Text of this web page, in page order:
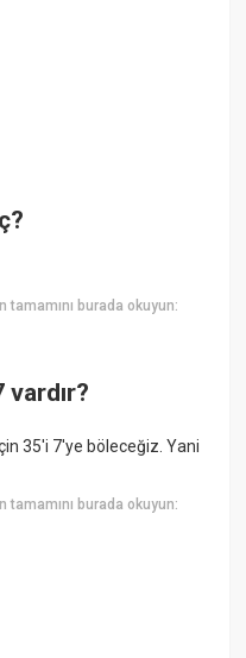
tamamını burada okuyun:
35'i 7'ye böleceğiz. Yani
tamamını burada okuyun: